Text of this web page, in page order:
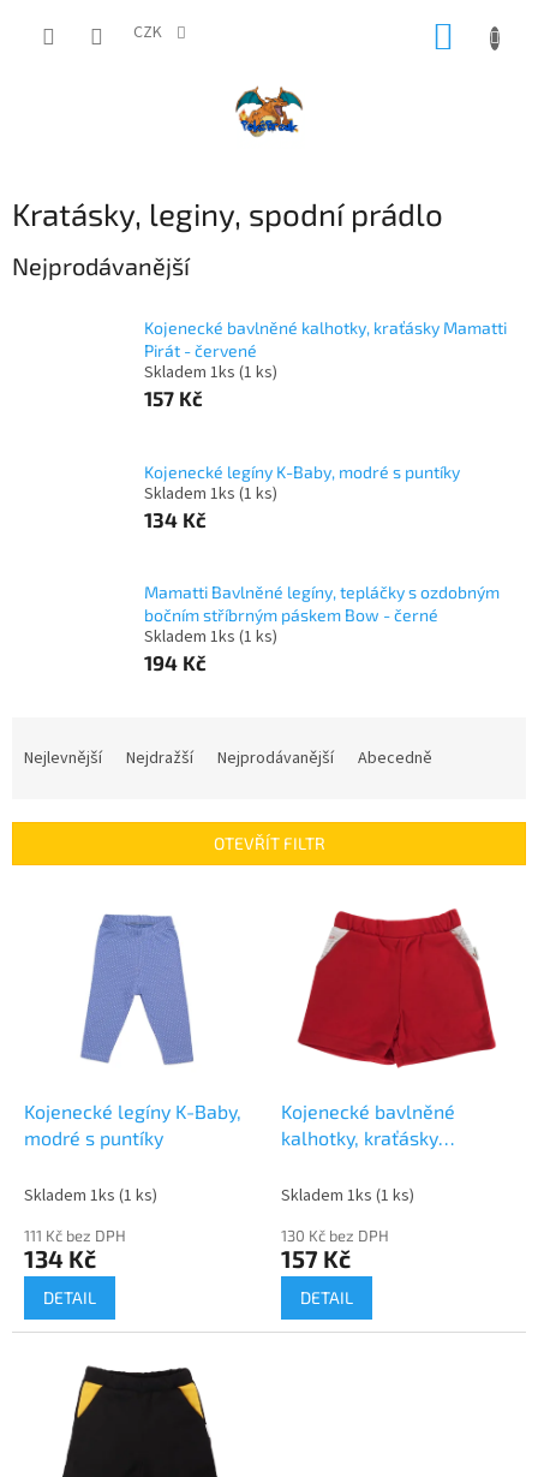
CZK
Kratásky, leginy, spodní prádlo
Nejprodávanější
Kojenecké bavlněné kalhotky, kraťásky Mamatti
Pirát - červené
Skladem 1ks (1 ks)
157 Kč
Kojenecké legíny K-Baby, modré s puntíky
Skladem 1ks (1 ks)
134 Kč
Mamatti Bavlněné legíny, tepláčky s ozdobným
bočním stříbrným páskem Bow - černé
Skladem 1ks (1 ks)
194 Kč
í
Nejlevnější Nejdražší Nejprodávanější Abecedně
OTEVŘÍT FILTR
Kojenecké legíny K-Baby,
modré s puntíky
Skladem 1ks (1 ks)
111 Kč bez DPH
134 Kč
DETAIL
Kojenecké bavlněné
kalhotky, kraťásky
Skladem 1ks (1 ks)
130 Kč bez DPH
157 Kč
DETAIL